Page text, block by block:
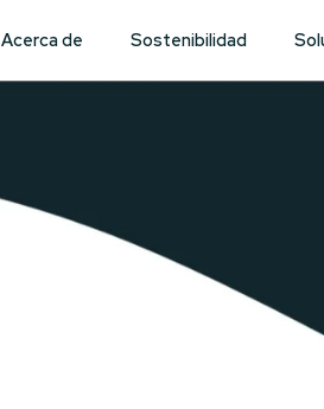
Acerca de Sostenibilidad